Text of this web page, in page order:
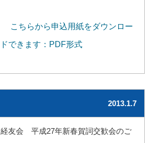
こちらから申込用紙をダウンロー
ドできます：PDF形式
2013.1.7
経友会 平成27年新春賀詞交歓会のご